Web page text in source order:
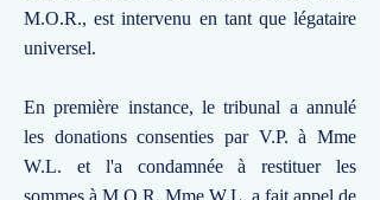
M.O.R., est intervenu en tant que légataire
universel.
En première instance, le tribunal a annulé
les donations consenties par V.P. à Mme
W.L. et l'a condamnée à restituer les
sommes à M.O.R. Mme W.L. a fait appel de